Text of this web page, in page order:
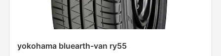
yokohama bluearth-van ry55